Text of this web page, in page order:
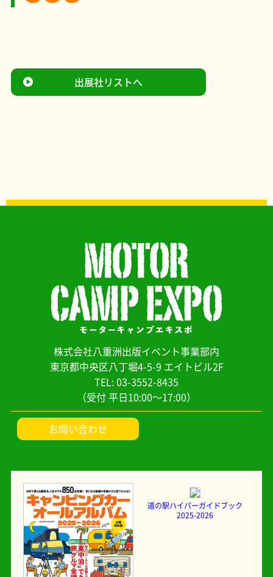
出展社リストへ
株式会社八重洲出版イベント事業部内
東京都中央区八丁堀4-5-9 エイトビル2F
TEL: 03-3552-8435
（受付 平日10:00～17:00）
お問い合わせ
道の駅ハイパーガイドブック
2025-2026